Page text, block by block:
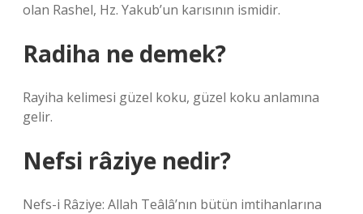
olan Rashel, Hz. Yakub’un karısının ismidir.
Radiha ne demek?
Rayiha kelimesi güzel koku, güzel koku anlamına
gelir.
Nefsi râziye nedir?
Nefs-i Râziye: Allah Teâlâ’nın bütün imtihanlarına